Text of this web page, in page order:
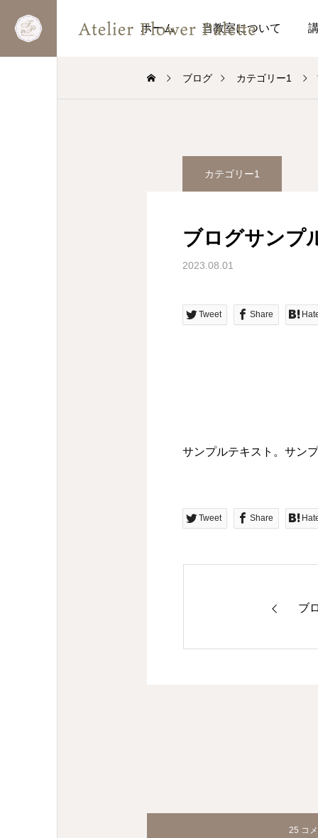
ホーム 当教室について
ブログ カテゴリー1
カテゴリー1
ブログサンプ
2023.08.01
Tweet Share
サンプルテキスト。サン
Tweet Share
ブ
25 コ